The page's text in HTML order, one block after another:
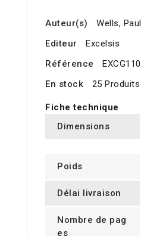
Auteur(s)
Wells, Paul
Editeur
Excelsis
Référence
EXCG110
En stock
25 Produits
Fiche technique
Dimensions
Poids
Délai livraison
Nombre de pag
es